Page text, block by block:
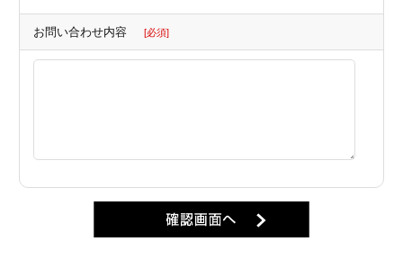
お問い合わせ内容 [必須]